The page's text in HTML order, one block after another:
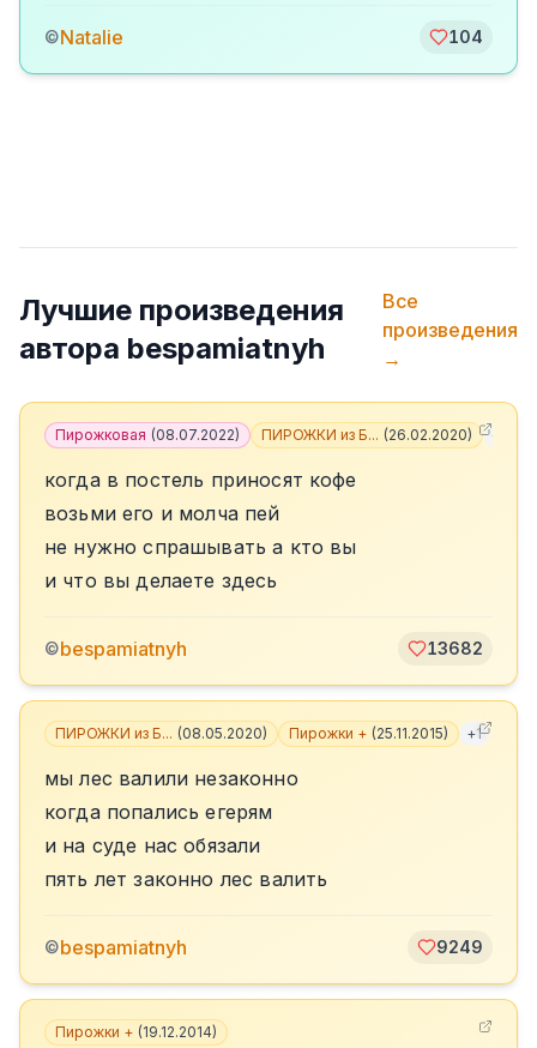
©Natalie 104
Лучшие произведения
автора bespamiatnyh
Все
произведения
→
Пирожковая (08.07.2022) ПИРОЖКИ из Б... (26.02.2020) +
когда в постель приносят кофе
возьми его и молча пей
не нужно спрашывать а кто вы
и что вы делаете здесь
©bespamiatnyh 13682
ПИРОЖКИ из Б... (08.05.2020) Пирожки + (25.11.2015) +1
мы лес валили незаконно
когда попались егерям
и на суде нас обязали
пять лет законно лес валить
©bespamiatnyh 9249
Пирожки + (19.12.2014)